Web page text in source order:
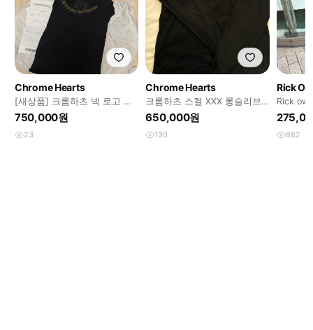
Chrome Hearts
[새상품] 크롬하츠 넥 로고 포
켓 크루 롱슬리브(XL)
750,000원
23
Chrome Hearts
크롬하츠 스컬 XXX 롱슬리브
xl
650,000원
130
Rick
Rick
882